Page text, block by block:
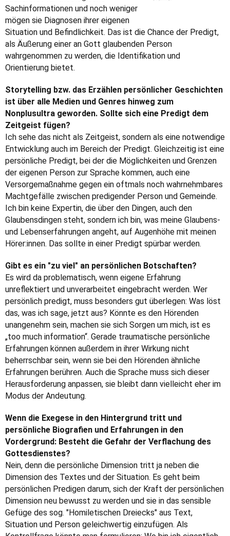
Sachinformationen und noch weniger
mögen sie Diagnosen ihrer eigenen
Situation und Befindlichkeit. Das ist die Chance der Predigt,
als Äußerung einer an Gott glaubenden Person
wahrgenommen zu werden, die Identifikation und
Orientierung bietet.
Storytelling bzw. das Erzählen persönlicher Geschichten
ist über alle Medien und Genres hinweg zum
Nonplusultra geworden. Sollte sich eine Predigt dem
Zeitgeist fügen?
Ich sehe das nicht als Zeitgeist, sondern als eine notwendige
Entwicklung auch im Bereich der Predigt. Gleichzeitig ist eine
persönliche Predigt, bei der die Möglichkeiten und Grenzen
der eigenen Person zur Sprache kommen, auch eine
Versorgemaßnahme gegen ein oftmals noch wahrnehmbares
Machtgefälle zwischen predigender Person und Gemeinde.
Ich bin keine Expertin, die über den Dingen, auch den
Glaubensdingen steht, sondern ich bin, was meine Glaubens-
und Lebenserfahrungen angeht, auf Augenhöhe mit meinen
Hörer:innen. Das sollte in einer Predigt spürbar werden.
Gibt es ein "zu viel" an persönlichen Botschaften?
Es wird da problematisch, wenn eigene Erfahrung
unreflektiert und unverarbeitet eingebracht werden. Wer
persönlich predigt, muss besonders gut überlegen: Was löst
das, was ich sage, jetzt aus? Könnte es den Hörenden
unangenehm sein, machen sie sich Sorgen um mich, ist es
„too much information“. Gerade traumatische persönliche
Erfahrungen können außerdem in ihrer Wirkung nicht
beherrschbar sein, wenn sie bei den Hörenden ähnliche
Erfahrungen berühren. Auch die Sprache muss sich dieser
Herausforderung anpassen, sie bleibt dann vielleicht eher im
Modus der Andeutung.
Wenn die Exegese in den Hintergrund tritt und
persönliche Biografien und Erfahrungen in den
Vordergrund: Besteht die Gefahr der Verflachung des
Gottesdienstes?
Nein, denn die persönliche Dimension tritt ja neben die
Dimension des Textes und der Situation. Es geht beim
persönlichen Predigen darum, sich der Kraft der persönlichen
Dimension neu bewusst zu werden und sie in das sensible
Gefüge des sog. "Homiletischen Dreiecks" aus Text,
Situation und Person geleichwertig einzufügen. Als